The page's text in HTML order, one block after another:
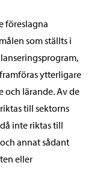
föreslagna
som ställts i
framföras ytterligare
och lärande. Av de
till sektorns
inte riktas till
annat sådant
eller